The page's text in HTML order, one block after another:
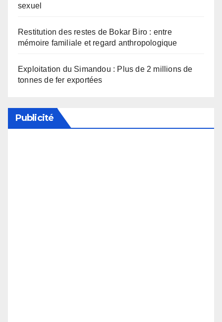
sexuel
Restitution des restes de Bokar Biro : entre
mémoire familiale et regard anthropologique
Exploitation du Simandou : Plus de 2 millions de
tonnes de fer exportées
Publicité